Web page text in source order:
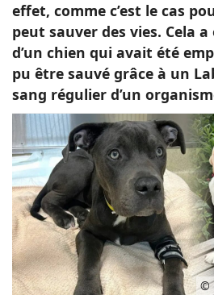
effet, comme c’est le cas
peut sauver des vies. Cela a
d’un chien qui avait été
pu être sauvé grâce à un
sang régulier d’un
©